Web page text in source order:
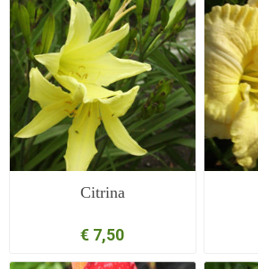
Citrina
€ 7,50